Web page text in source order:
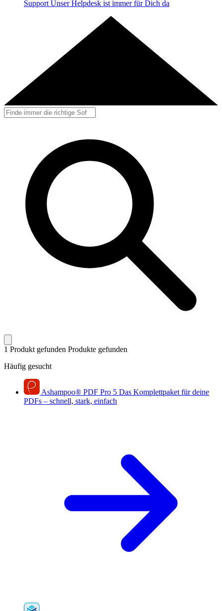
Support Unser Helpdesk ist immer für Dich da
1 Produkt gefunden Produkte gefunden
Häufig gesucht
Ashampoo® PDF Pro 5 Das Komplettpaket für deine
PDFs – schnell, stark, einfach